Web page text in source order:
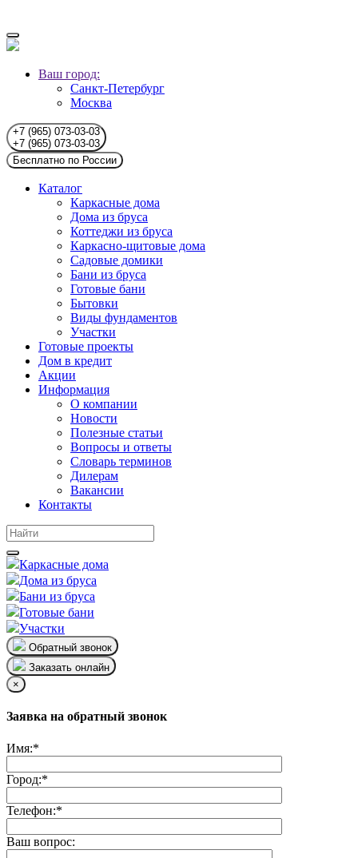
Ваш город:
Санкт-Петербург
Москва
+7 (965) 073-03-03
+7 (965) 073-03-03
Бесплатно по России
Каталог
Каркасные дома
Дома из бруса
Коттеджи из бруса
Каркасно-щитовые дома
Садовые домики
Бани из бруса
Готовые бани
Бытовки
Виды фундаментов
Участки
Готовые проекты
Дом в кредит
Акции
Информация
О компании
Новости
Полезные статьи
Вопросы и ответы
Словарь терминов
Дилерам
Вакансии
Контакты
Каркасные дома
Дома из бруса
Бани из бруса
Готовые бани
Участки
Обратный звонок
Заказать онлайн
×
Заявка на обратный звонок
Имя:*
Город:*
Телефон:*
Ваш вопрос: